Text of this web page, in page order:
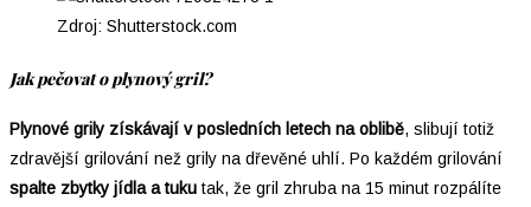
Zdroj: Shutterstock.com
Jak pečovat o plynový gril?
Plynové grily získávají v posledních letech na oblibě, slibují totiž
zdravější grilování než grily na dřevěné uhlí. Po každém grilování
spalte zbytky jídla a tuku tak, že gril zhruba na 15 minut rozpálíte